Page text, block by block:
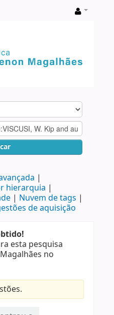
hierarquia
Nuvem de tags
de aquisição
esta pesquisa
no